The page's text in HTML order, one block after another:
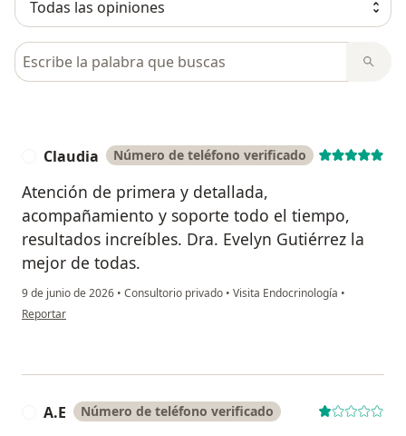
Busca en opiniones
Claudia Número de teléfono verificado
Atención de primera y detallada,
acompañamiento y soporte todo el tiempo,
resultados increíbles. Dra. Evelyn Gutiérrez la
mejor de todas.
9 de junio de 2026 • Consultorio privado • Visita Endocrinología •
en opinión del usuario Claudia
Reportar
A.E Número de teléfono verificado